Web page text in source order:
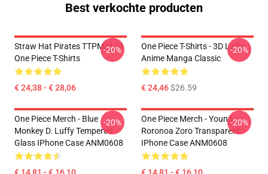
Best verkochte producten
Straw Hat Pirates TTPM0104
One Piece T-Shirts
€ 24,38 - € 28,06
-20%
One Piece T-Shirts - 3D Luffy
Anime Manga Classic
€ 24,46$26.59
-20%
One Piece Merch - Blue
Monkey D. Luffy Tempered
Glass IPhone Case ANM0608
-20%
One Piece Merch - Young
Roronoa Zoro Transparent
IPhone Case ANM0608
-20%